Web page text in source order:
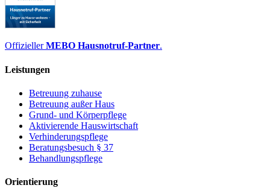
OffiziellerMEBO Hausnotruf-Partner.
Leistungen
Betreuung zuhause
Betreuung außer Haus
Grund- und Körperpflege
Aktivierende Hauswirtschaft
Verhinderungspflege
Beratungsbesuch § 37
Behandlungspflege
Orientierung